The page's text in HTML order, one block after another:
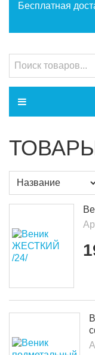
Бесплатная